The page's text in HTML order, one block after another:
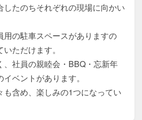
したのちそれぞれの現場に向かい
用の駐車スペースがありますの
ただけます。
、社員の親睦会・BBQ・忘新年
ベントがあります。
も含め、楽しみの1つになってい